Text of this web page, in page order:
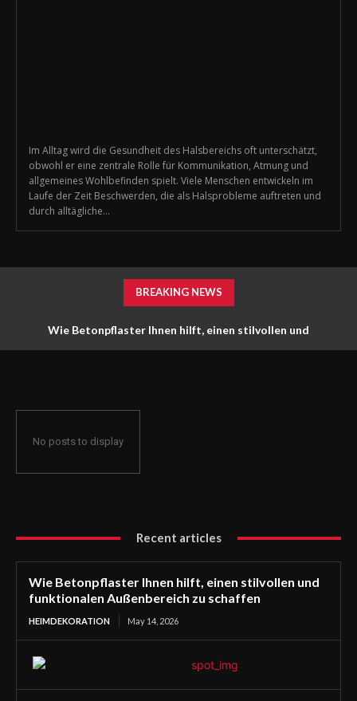
Im Alltag wird die Gesundheit des Halsbereichs oft unterschätzt,
obwohl er eine zentrale Rolle für Kommunikation, Atmung und
allgemeines Wohlbefinden spielt. Viele Menschen entwickeln im
Laufe der Zeit Beschwerden, die als Halsprobleme auftreten und
durch alltägliche...
BREAKING NEWS
Wie Betonpflaster Ihnen hilft, einen stilvollen und
No posts to display
Recent articles
Wie Betonpflaster Ihnen hilft, einen stilvollen und
funktionalen Außenbereich zu schaffen
HEIMDEKORATION May 14, 2026